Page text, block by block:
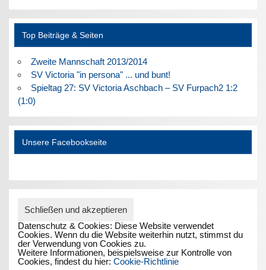
Top Beiträge & Seiten
Zweite Mannschaft 2013/2014
SV Victoria "in persona" ... und bunt!
Spieltag 27: SV Victoria Aschbach – SV Furpach2 1:2
(1:0)
Unsere Facebookseite
Datenschutz & Cookies: Diese Website verwendet
Cookies. Wenn du die Website weiterhin nutzt, stimmst du
der Verwendung von Cookies zu.
Weitere Informationen, beispielsweise zur Kontrolle von
Cookies, findest du hier:Cookie-Richtlinie